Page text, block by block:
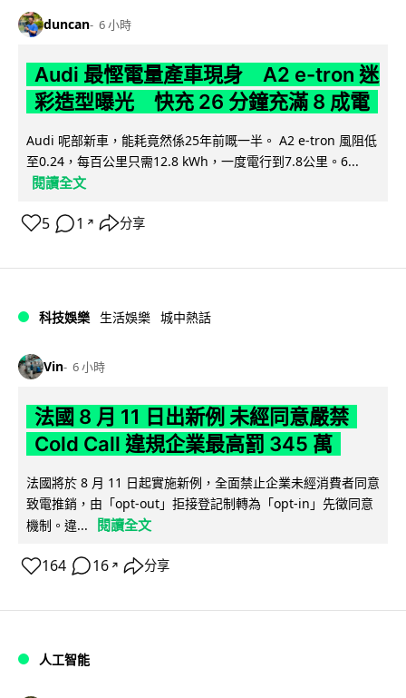
duncan 6 小時
Audi 最慳電量產車現身 A2 e-tron 迷
彩造型曝光 快充 26 分鐘充滿 8 成電
Audi 呢部新車，能耗竟然係25年前嘅一半。 A2 e-tron 風阻低
至0.24，每百公里只需12.8 kWh，一度電行到7.8公里。6...
閱讀全文
5 1 ↗ 分享
科技娛樂 生活娛樂 城中熱話
Vin 6 小時
法國 8 月 11 日出新例 未經同意嚴禁
Cold Call 違規企業最高罰 345 萬
法國將於 8 月 11 日起實施新例，全面禁止企業未經消費者同意
致電推銷，由「opt-out」拒接登記制轉為「opt-in」先徵同意
機制。違...
閱讀全文
164 16 ↗ 分享
人工智能